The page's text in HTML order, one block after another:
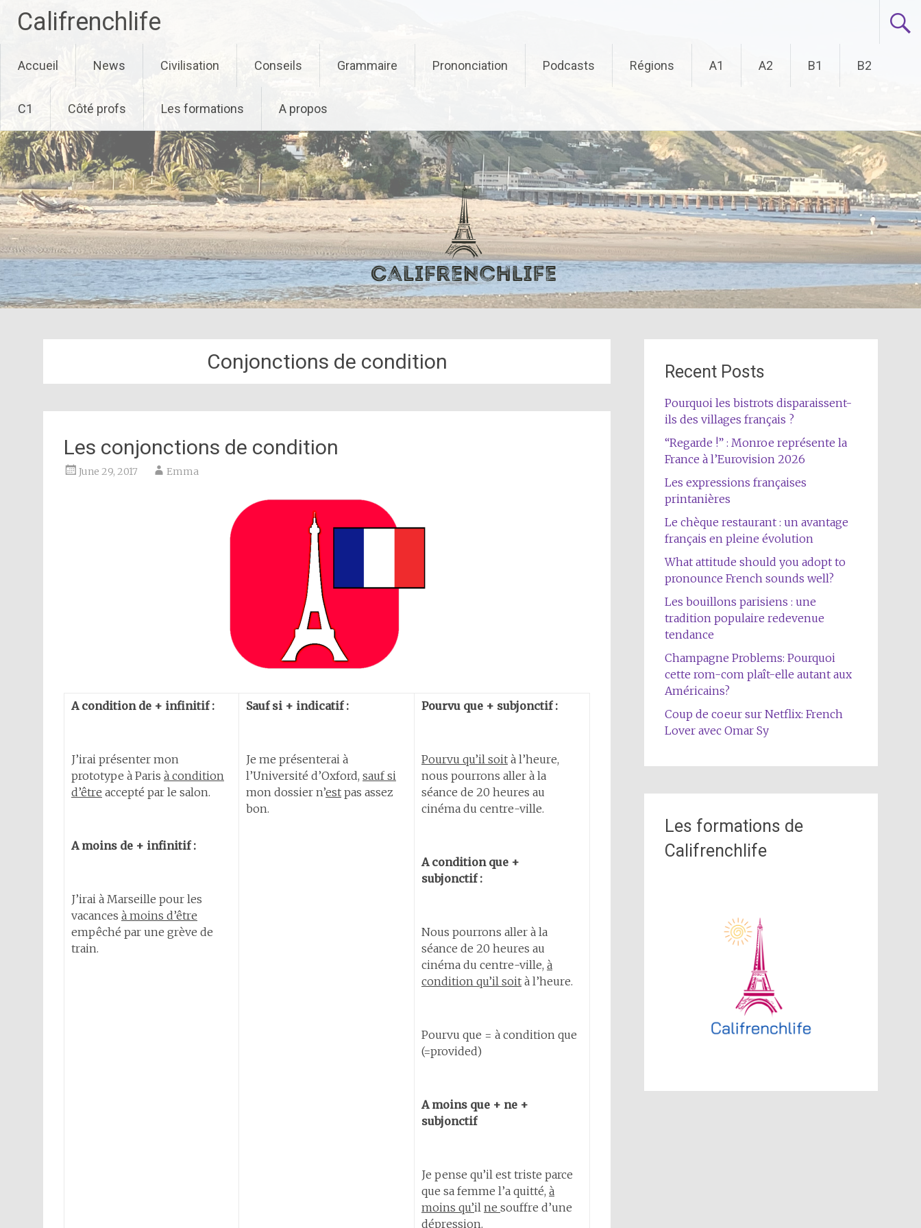
Califrenchlife
to
content
Accueil News Civilisation Conseils Grammaire Prononciation Podcasts Régions A1 A2 B1 B2
C1 Côté profs Les formations A propos
Conjonctions de condition
Les conjonctions de condition
June 29, 2017 Emma
A condition de + infinitif :
J’irai présenter mon
prototype à Paris à condition
d’être accepté par le salon.
A moins de + infinitif :
J’irai à Marseille pour les
vacances à moins d’être
empêché par une grève de
train.
Sauf si + indicatif :
Je me présenterai à
l’Université d’Oxford, sauf si
mon dossier n’est pas assez
bon.
Pourvu que + subjonctif :
Pourvu qu’il soit à l’heure,
nous pourrons aller à la
séance de 20 heures au
cinéma du centre-ville.
A condition que +
subjonctif :
Nous pourrons aller à la
séance de 20 heures au
cinéma du centre-ville, à
condition qu’il soit à l’heure.
Pourvu que = à condition que
(=provided)
A moins que + ne +
subjonctif
Je pense qu’il est triste parce
que sa femme l’a quitté, à
moins qu’il ne souffre d’une
dépression.
Recent Posts
Pourquoi les bistrots disparaissent-
ils des villages français ?
“Regarde !” : Monroe représente la
France à l’Eurovision 2026
Les expressions françaises
printanières
Le chèque restaurant : un avantage
français en pleine évolution
What attitude should you adopt to
pronounce French sounds well?
Les bouillons parisiens : une
tradition populaire redevenue
tendance
Champagne Problems: Pourquoi
cette rom-com plaît-elle autant aux
Américains?
Coup de coeur sur Netflix: French
Lover avec Omar Sy
Les formations de
Califrenchlife